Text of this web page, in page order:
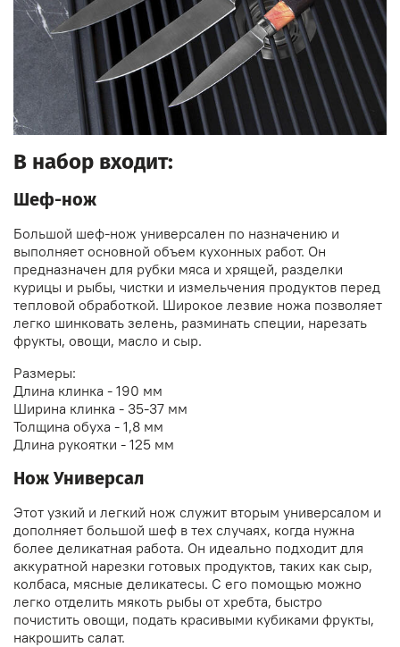
В набор входит:
Шеф-нож
Большой шеф-нож универсален по назначению и
выполняет основной объем кухонных работ. Он
предназначен для рубки мяса и хрящей, разделки
курицы и рыбы, чистки и измельчения продуктов перед
тепловой обработкой. Широкое лезвие ножа позволяет
легко шинковать зелень, разминать специи, нарезать
фрукты, овощи, масло и сыр.
Размеры:
Длина клинка - 190 мм
Ширина клинка - 35-37 мм
Толщина обуха - 1,8 мм
Длина рукоятки - 125 мм
Нож Универсал
Этот узкий и легкий нож служит вторым универсалом и
дополняет большой шеф в тех случаях, когда нужна
более деликатная работа. Он идеально подходит для
аккуратной нарезки готовых продуктов, таких как сыр,
колбаса, мясные деликатесы. С его помощью можно
легко отделить мякоть рыбы от хребта, быстро
почистить овощи, подать красивыми кубиками фрукты,
накрошить салат.